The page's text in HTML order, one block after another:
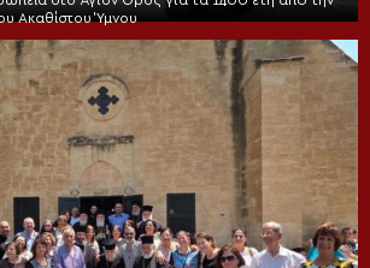
Ακαθίστου Ύμνου